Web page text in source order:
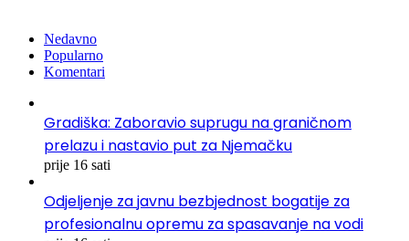
Nedavno
Popularno
Komentari
Gradiška: Zaboravio suprugu na graničnom
prelazu i nastavio put za Njemačku
prije 16 sati
Odjeljenje za javnu bezbjednost bogatije za
profesionalnu opremu za spasavanje na vodi